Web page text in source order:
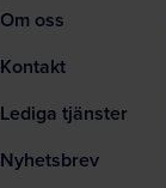
Om oss
Kontakt
Lediga tjänster
Nyhetsbrev